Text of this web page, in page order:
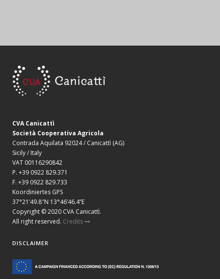
CVA Canicattì
Società Cooperativa Agricola
Contrada Aquilata 92024 / Canicattì (AG)
Sicily / Italy
VAT 00116290842
P. +39 0922 829.371
F. +39 0922 829.733
Koordiniertes GPS
37°21’49.8″N 13°46’46.4”E
Copyright © 2020 CVA Canicattì.
All right reserved. Credits
DISCLAIMER